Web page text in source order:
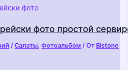
фото простой
/Салаты,Фотоальбом / От Blstone